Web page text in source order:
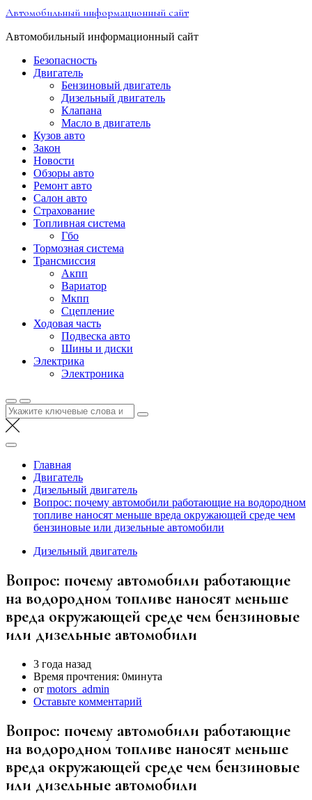
Перейти
содержимому
Автомобильный информационный сайт
Автомобильный информационный сайт
Безопасность
Двигатель
Бензиновый двигатель
Дизельный двигатель
Клапана
Масло в двигатель
Кузов авто
Закон
Новости
Обзоры авто
Ремонт авто
Салон авто
Страхование
Топливная система
Гбо
Тормозная система
Трансмиссия
Акпп
Вариатор
Мкпп
Сцепление
Ходовая часть
Подвеска авто
Шины и диски
Электрика
Электроника
Найти:
Главная
Двигатель
Дизельный двигатель
Вопрос: почему автомобили работающие на водородном
топливе наносят меньше вреда окружающей среде чем
бензиновые или дизельные автомобили
Дизельный двигатель
Вопрос: почему автомобили работающие
на водородном топливе наносят меньше
вреда окружающей среде чем бензиновые
или дизельные автомобили
3 года назад
Время прочтения: 0минута
от motors_admin
Оставьте комментарий
Вопрос: почему автомобили работающие
на водородном топливе наносят меньше
вреда окружающей среде чем бензиновые
или дизельные автомобили